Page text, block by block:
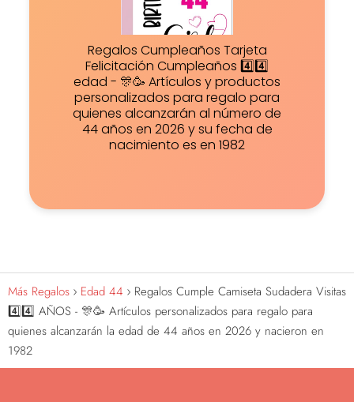
Regalos Cumpleaños Tarjeta
Felicitación Cumpleaños 4️⃣4️⃣
edad - 🎊🥳 Artículos y productos
personalizados para regalo para
quienes alcanzarán al número de
44 años en 2026 y su fecha de
nacimiento es en 1982
Más Regalos Edad 44
Regalos Cumple Camiseta Sudadera Visitas
4️⃣4️⃣ AÑOS - 🎊🥳 Artículos personalizados para regalo para
quienes alcanzarán la edad de 44 años en 2026 y nacieron en
1982